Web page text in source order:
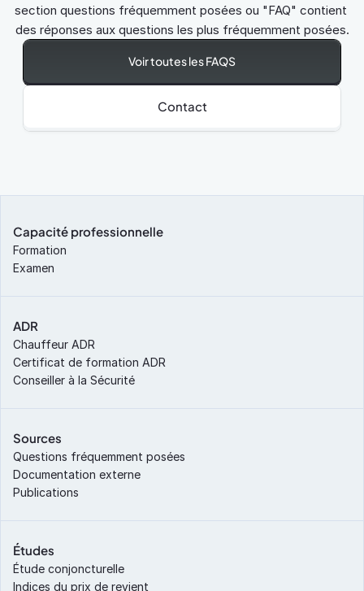
section questions fréquemment posées ou "FAQ" contient
des réponses aux questions les plus fréquemment posées.
Voir toutes les FAQS
Contact
Capacité professionnelle
Formation
Examen
ADR
Chauffeur ADR
Certificat de formation ADR
Conseiller à la Sécurité
Sources
Questions fréquemment posées
Documentation externe
Publications
Études
Étude conjoncturelle
Indices du prix de revient